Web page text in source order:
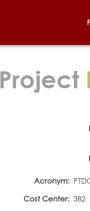
Project
Acronym:
Cost Center: 382